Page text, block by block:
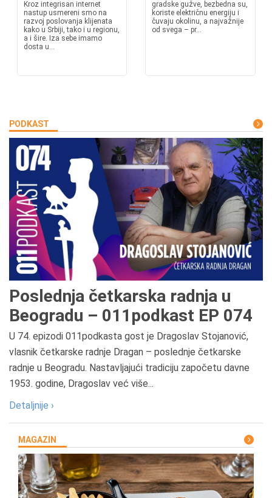
Kroz integrisan internet
nastup usmereni smo na
razvoj poslovanja klijenata
kako u Srbiji, tako i u regionu,
a i šire. Iza sebe imamo
dosta u...
gradske gužve, bezbedna su,
koriste električnu energiju i
čuvaju okolinu, a najvažnije
od svega – pr...
PODKAST
Poslednja četkarska radnja u
Beogradu – 011podkast EP 074
U 74. epizodi 011podkasta gost je Dragoslav Stojanović,
vlasnik četkarske radnje Dragan – poslednje četkarske
radnje u Beogradu. Nastavljajući tradiciju započetu davne
1953. godine, Dragoslav već više...
Detaljnije ›
MAGAZIN